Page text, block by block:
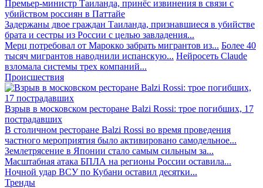
Премьер-министр Таиланда, принёс извинения в связи с
убийством россиян в Паттайе
Задержаны двое граждан Таиланда, признавшиеся в убийстве
брата и сестры из России с целью завладения...
Мерц потребовал от Марокко забрать мигрантов из... Более 40
тысяч мигрантов наводнили испанскую... Нейросеть Claude
взломала системы трех компаний...
Происшествия
Взрыв в московском ресторане Balzi Rossi: трое погибших, 17
пострадавших
В столичном ресторане Balzi Rossi во время проведения
частного мероприятия было активировано самодельное...
Землетрясение в Японии стало самым сильным за...
Масштабная атака БПЛА на регионы России оставила...
Ночной удар ВСУ по Кубани оставил десятки...
Тренды